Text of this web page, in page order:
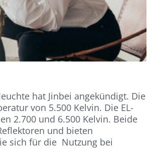
hat Jinbei angekündigt. Die
von 5.500 Kelvin. Die EL-
2.700 und 6.500 Kelvin. Beide
und bieten
sich für die Nutzung bei